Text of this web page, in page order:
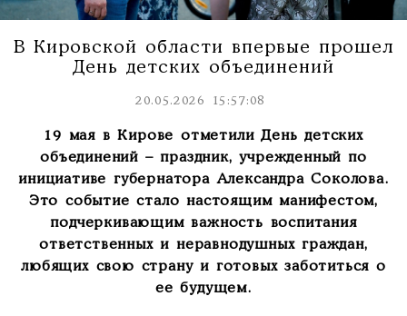
В Кировской области впервые прошел
День детских объединений
20.05.2026 15:57:08
19 мая в Кирове отметили День детских
объединений – праздник, учрежденный по
инициативе губернатораАлександра Соколова.
Это событие стало настоящим манифестом,
подчеркивающим важность воспитания
ответственных и неравнодушных граждан,
любящих свою страну и готовых заботиться о
ее будущем.